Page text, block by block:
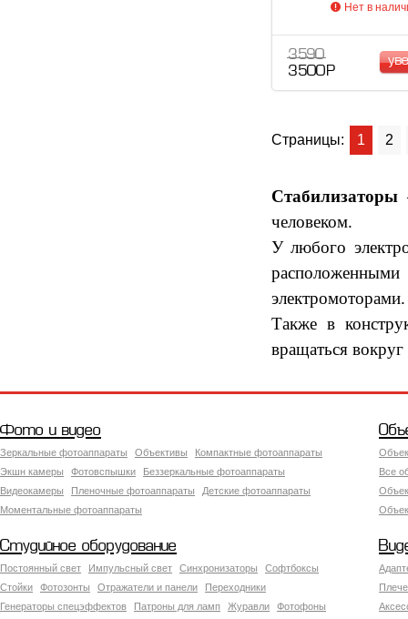
Нет в
3 590
3 500 Р
Страницы: 1 2
Стабилизаторы
человеком.
У любого
Также в
вращаться вокруг
Фото и видео
Зеркальные фотоаппараты Объективы
Компактные фотоаппараты
Экшн камеры
Фотовспышки
Беззеркальные фотоаппараты
Видеокамеры
Пленочные фотоаппараты
Детские фотоаппараты
Моментальные фотоаппараты
Все
Студийное оборудование
Постоянный свет Импульсный свет Синхронизаторы
Софтбоксы
Стойки
Фотозонты Отражатели и панели
Переходники
Генераторы спецэффектов
Патроны для ламп Журавли
Фотофоны